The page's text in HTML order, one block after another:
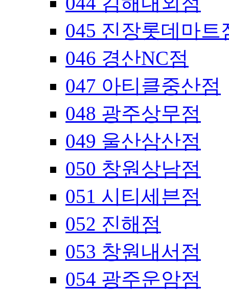
045 진장롯데마트
046 경산NC점
047 아티클중산점
048 광주상무점
049 울산삼산점
050 창원상남점
051 시티세븐점
052 진해점
053 창원내서점
054 광주운암점